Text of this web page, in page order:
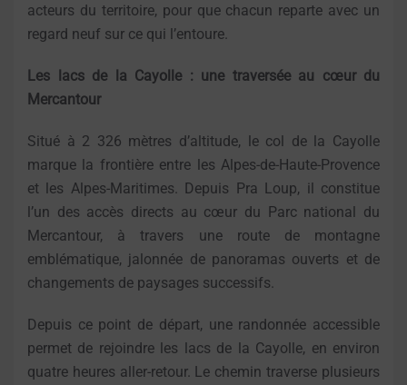
acteurs du territoire, pour que chacun reparte avec un
regard neuf sur ce qui l’entoure.
Les lacs de la Cayolle : une traversée au cœur du
Mercantour
Situé à 2 326 mètres d’altitude, le col de la Cayolle
marque la frontière entre les Alpes-de-Haute-Provence
et les Alpes-Maritimes. Depuis Pra Loup, il constitue
l’un des accès directs au cœur du Parc national du
Mercantour, à travers une route de montagne
emblématique, jalonnée de panoramas ouverts et de
changements de paysages successifs.
Depuis ce point de départ, une randonnée accessible
permet de rejoindre les lacs de la Cayolle, en environ
quatre heures aller-retour. Le chemin traverse plusieurs